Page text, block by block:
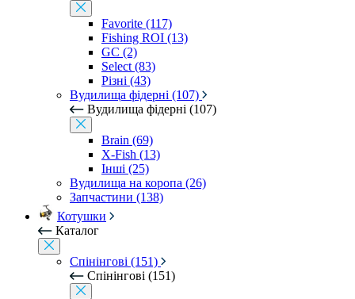
Favorite (117)
Fishing ROI (13)
GC (2)
Select (83)
Різні (43)
Вудилища фідерні (107)
Вудилища фідерні (107)
Brain (69)
X-Fish (13)
Інші (25)
Вудилища на коропа (26)
Запчастини (138)
Котушки
Каталог
Спінінгові (151)
Спінінгові (151)